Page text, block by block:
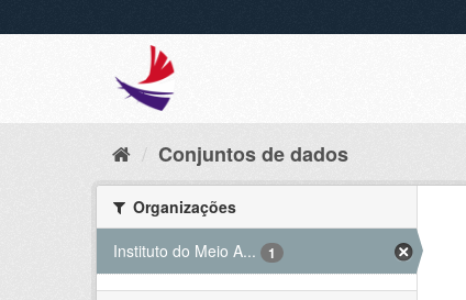
Conjuntos de dados
Organizações
Instituto do Meio A...
1